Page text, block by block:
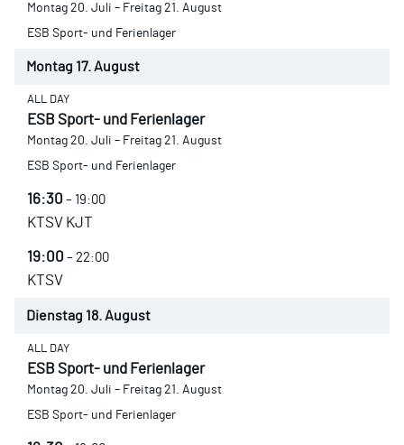
Montag 20. Juli – Freitag 21. August
ESB Sport- und Ferienlager
Montag 17. August
ALL DAY
ESB Sport- und Ferienlager
Montag 20. Juli – Freitag 21.
August
ESB Sport- und Ferienlager
16:30 – 19:00
KTSV KJT
19:00 – 22:00
KTSV
Dienstag 18. August
ALL DAY
ESB Sport- und Ferienlager
Montag 20. Juli – Freitag 21.
August
ESB Sport- und Ferienlager